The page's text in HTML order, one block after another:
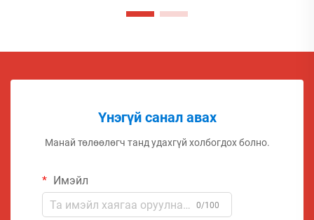
Үнэгүй санал авах
Манай төлөөлөгч танд удахгүй холбогдох болно.
Имэйл
0/100